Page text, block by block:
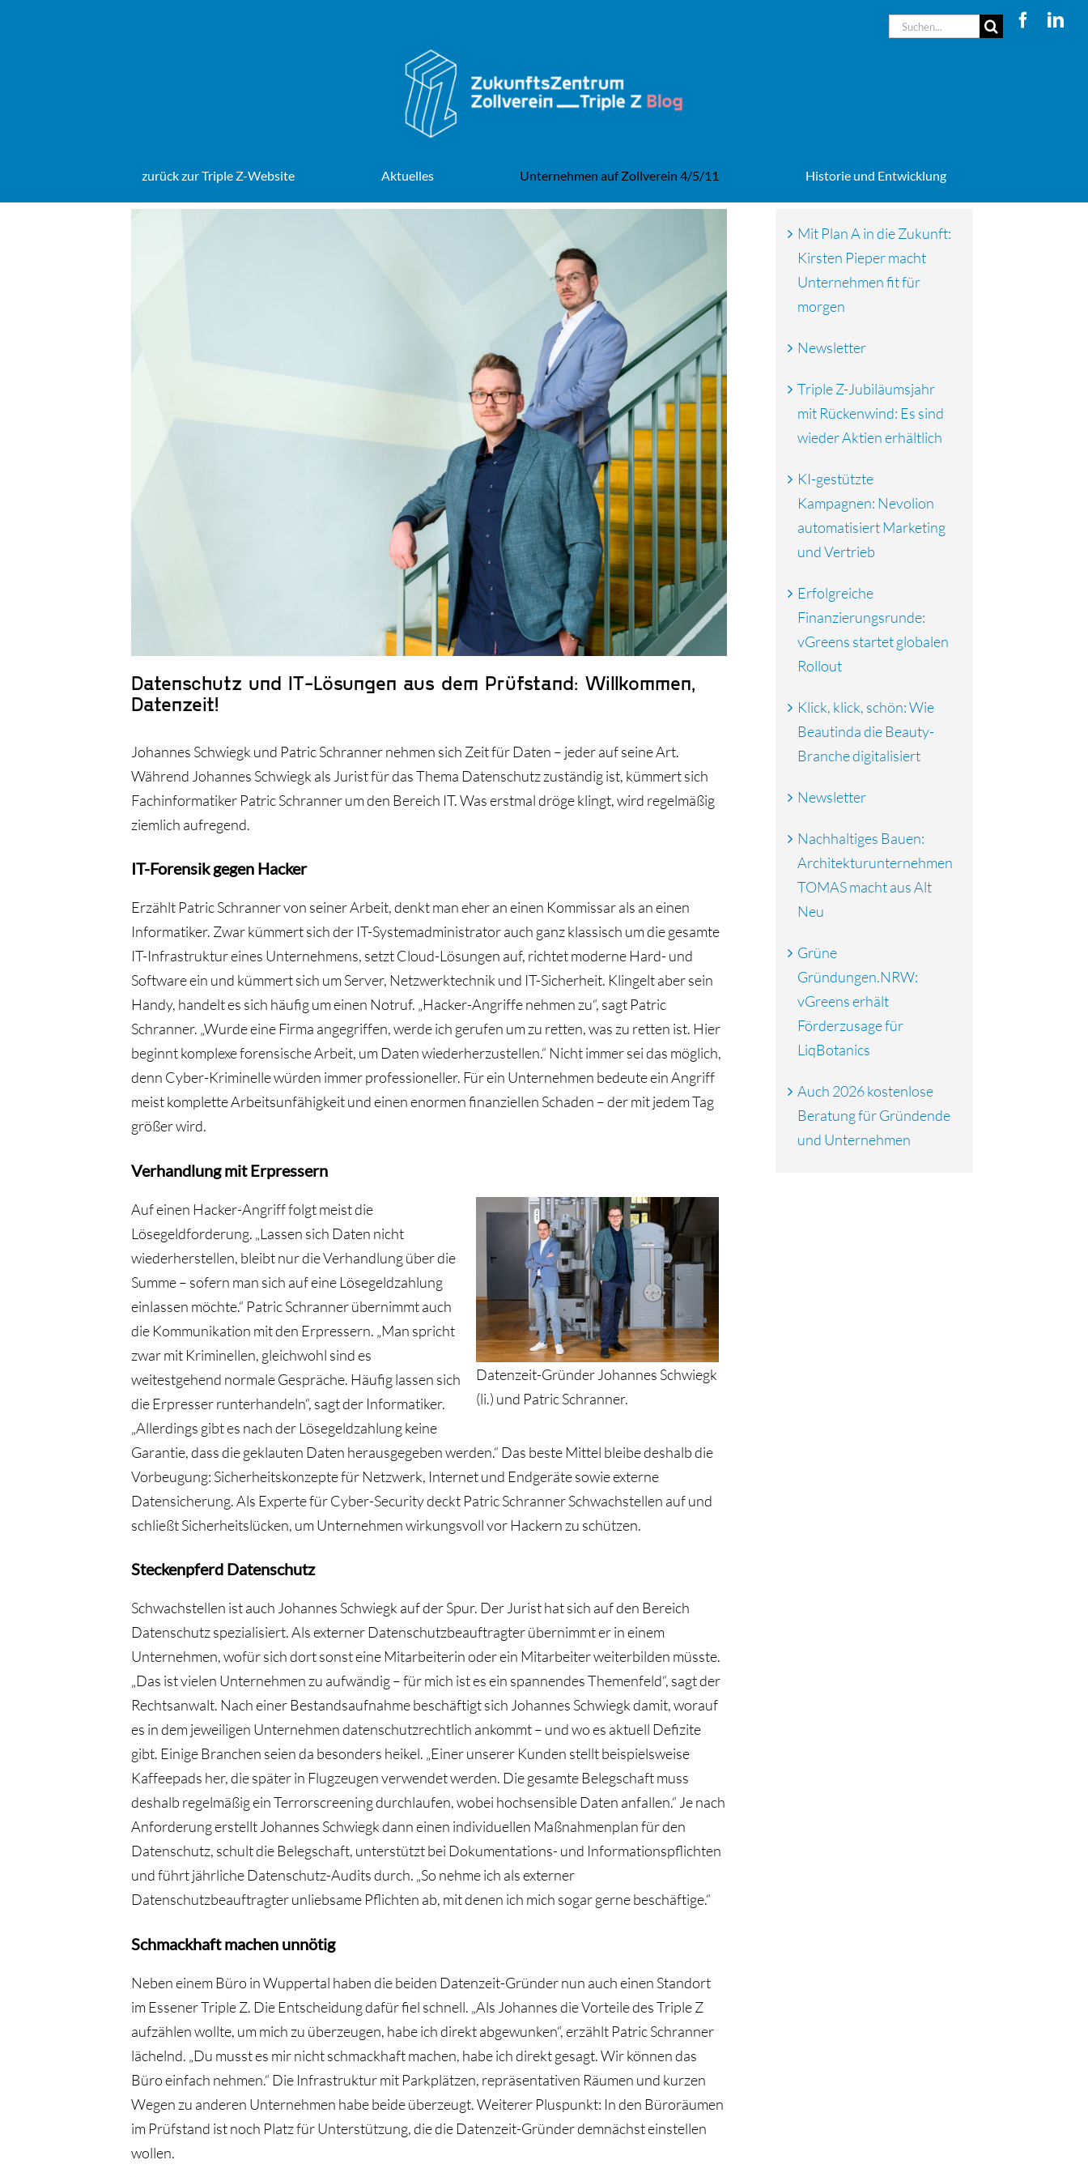
Suche
zurück zur Triple Z-Website Aktuelles Unternehmen auf Zollverein 4/5/11 Historie und Entwicklung
Datenschutz und IT-Lösungen aus dem Prüfstand: Willkommen,
Datenzeit!
Johannes Schwiegk und Patric Schranner nehmen sich Zeit für Daten – jeder auf seine Art.
Während Johannes Schwiegk als Jurist für das Thema Datenschutz zuständig ist, kümmert sich
Fachinformatiker Patric Schranner um den Bereich IT. Was erstmal dröge klingt, wird regelmäßig
ziemlich aufregend.
IT-Forensik gegen Hacker
Erzählt Patric Schranner von seiner Arbeit, denkt man eher an einen Kommissar als an einen
Informatiker. Zwar kümmert sich der IT-Systemadministrator auch ganz klassisch um die gesamte
IT-Infrastruktur eines Unternehmens, setzt Cloud-Lösungen auf, richtet moderne Hard- und
Software ein und kümmert sich um Server, Netzwerktechnik und IT-Sicherheit. Klingelt aber sein
Handy, handelt es sich häufig um einen Notruf. „Hacker-Angriffe nehmen zu“, sagt Patric
Schranner. „Wurde eine Firma angegriffen, werde ich gerufen um zu retten, was zu retten ist. Hier
beginnt komplexe forensische Arbeit, um Daten wiederherzustellen.“ Nicht immer sei das möglich,
denn Cyber-Kriminelle würden immer professioneller. Für ein Unternehmen bedeute ein Angriff
meist komplette Arbeitsunfähigkeit und einen enormen finanziellen Schaden – der mit jedem Tag
größer wird.
Verhandlung mit Erpressern
Datenzeit-Gründer Johannes Schwiegk
(li.) und Patric Schranner.
Auf einen Hacker-Angriff folgt meist die
Lösegeldforderung. „Lassen sich Daten nicht
wiederherstellen, bleibt nur die Verhandlung über die
Summe – sofern man sich auf eine Lösegeldzahlung
einlassen möchte.“ Patric Schranner übernimmt auch
die Kommunikation mit den Erpressern. „Man spricht
zwar mit Kriminellen, gleichwohl sind es
weitestgehend normale Gespräche. Häufig lassen sich
die Erpresser runterhandeln“, sagt der Informatiker.
„Allerdings gibt es nach der Lösegeldzahlung keine
Garantie, dass die geklauten Daten herausgegeben werden.“ Das beste Mittel bleibe deshalb die
Vorbeugung: Sicherheitskonzepte für Netzwerk, Internet und Endgeräte sowie externe
Datensicherung. Als Experte für Cyber-Security deckt Patric Schranner Schwachstellen auf und
schließt Sicherheitslücken, um Unternehmen wirkungsvoll vor Hackern zu schützen.
Steckenpferd Datenschutz
Schwachstellen ist auch Johannes Schwiegk auf der Spur. Der Jurist hat sich auf den Bereich
Datenschutz spezialisiert. Als externer Datenschutzbeauftragter übernimmt er in einem
Unternehmen, wofür sich dort sonst eine Mitarbeiterin oder ein Mitarbeiter weiterbilden müsste.
„Das ist vielen Unternehmen zu aufwändig – für mich ist es ein spannendes Themenfeld“, sagt der
Rechtsanwalt. Nach einer Bestandsaufnahme beschäftigt sich Johannes Schwiegk damit, worauf
es in dem jeweiligen Unternehmen datenschutzrechtlich ankommt – und wo es aktuell Defizite
gibt. Einige Branchen seien da besonders heikel. „Einer unserer Kunden stellt beispielsweise
Kaffeepads her, die später in Flugzeugen verwendet werden. Die gesamte Belegschaft muss
deshalb regelmäßig ein Terrorscreening durchlaufen, wobei hochsensible Daten anfallen.“ Je nach
Anforderung erstellt Johannes Schwiegk dann einen individuellen Maßnahmenplan für den
Datenschutz, schult die Belegschaft, unterstützt bei Dokumentations- und Informationspflichten
und führt jährliche Datenschutz-Audits durch. „So nehme ich als externer
Datenschutzbeauftragter unliebsame Pflichten ab, mit denen ich mich sogar gerne beschäftige.“
Schmackhaft machen unnötig
Neben einem Büro in Wuppertal haben die beiden Datenzeit-Gründer nun auch einen Standort
im Essener Triple Z. Die Entscheidung dafür fiel schnell. „Als Johannes die Vorteile des Triple Z
aufzählen wollte, um mich zu überzeugen, habe ich direkt abgewunken“, erzählt Patric Schranner
lächelnd. „Du musst es mir nicht schmackhaft machen, habe ich direkt gesagt. Wir können das
Büro einfach nehmen.“ Die Infrastruktur mit Parkplätzen, repräsentativen Räumen und kurzen
Wegen zu anderen Unternehmen habe beide überzeugt. Weiterer Pluspunkt: In den Büroräumen
im Prüfstand ist noch Platz für Unterstützung, die die Datenzeit-Gründer demnächst einstellen
wollen.
Mit Plan A in die Zukunft:
Kirsten Pieper macht
Unternehmen fit für
morgen
Newsletter
Triple Z-Jubiläumsjahr
mit Rückenwind: Es sind
wieder Aktien erhältlich
KI-gestützte
Kampagnen: Nevolion
automatisiert Marketing
und Vertrieb
Erfolgreiche
Finanzierungsrunde:
vGreens startet globalen
Rollout
Klick, klick, schön: Wie
Beautinda die Beauty-
Branche digitalisiert
Newsletter
Nachhaltiges Bauen:
Architekturunternehmen
TOMAS macht aus Alt
Neu
Grüne
Gründungen.NRW:
vGreens erhält
Förderzusage für
LiqBotanics
Auch 2026 kostenlose
Beratung für Gründende
und Unternehmen